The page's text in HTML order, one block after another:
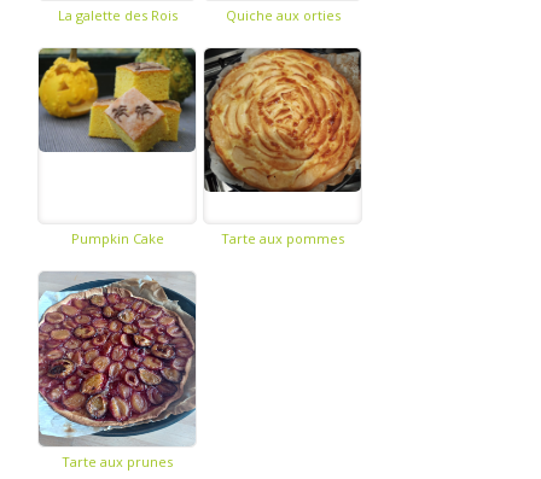
La galette des Rois Quiche aux orties
Pumpkin Cake Tarte aux pommes
Tarte aux prunes